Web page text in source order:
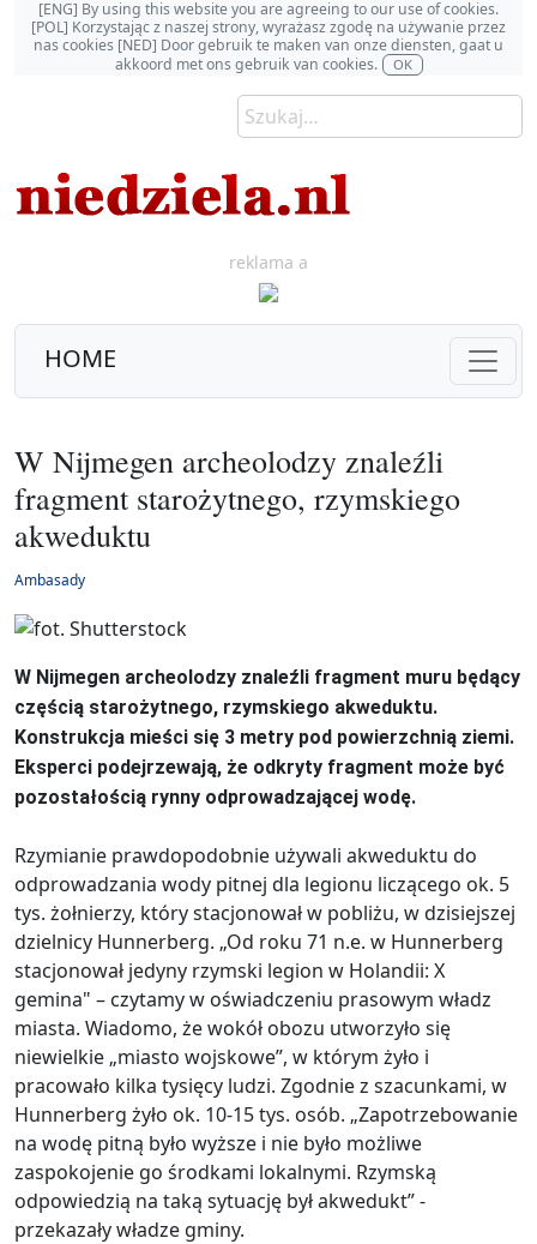
[ENG] By using this website you are agreeing to our use of cookies.
[POL] Korzystając z naszej strony, wyrażasz zgodę na używanie przez
nas cookies [NED] Door gebruik te maken van onze diensten, gaat u
akkoord met ons gebruik van cookies.
OK
reklama a
HOME
W Nijmegen archeolodzy znaleźli
fragment starożytnego, rzymskiego
akweduktu
Ambasady
W Nijmegen archeolodzy znaleźli fragment muru będący
częścią starożytnego, rzymskiego akweduktu.
Konstrukcja mieści się 3 metry pod powierzchnią ziemi.
Eksperci podejrzewają, że odkryty fragment może być
pozostałością rynny odprowadzającej wodę.
Rzymianie prawdopodobnie używali akweduktu do
odprowadzania wody pitnej dla legionu liczącego ok. 5
tys. żołnierzy, który stacjonował w pobliżu, w dzisiejszej
dzielnicy Hunnerberg. „Od roku 71 n.e. w Hunnerberg
stacjonował jedyny rzymski legion w Holandii: X
gemina" – czytamy w oświadczeniu prasowym władz
miasta. Wiadomo, że wokół obozu utworzyło się
niewielkie „miasto wojskowe”, w którym żyło i
pracowało kilka tysięcy ludzi. Zgodnie z szacunkami, w
Hunnerberg żyło ok. 10-15 tys. osób. „Zapotrzebowanie
na wodę pitną było wyższe i nie było możliwe
zaspokojenie go środkami lokalnymi. Rzymską
odpowiedzią na taką sytuację był akwedukt” -
przekazały władze gminy.